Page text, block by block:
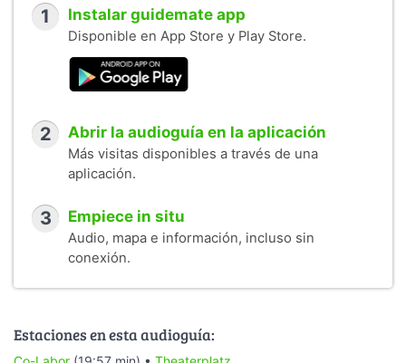
1 Instalar guidemate app
Disponible en App Store y Play Store.
2 Abrir la audioguía en la aplicación
Más visitas disponibles a través de una
aplicación.
3 Empiece in situ
Audio, mapa e información, incluso sin
conexión.
Estaciones en esta audioguía: